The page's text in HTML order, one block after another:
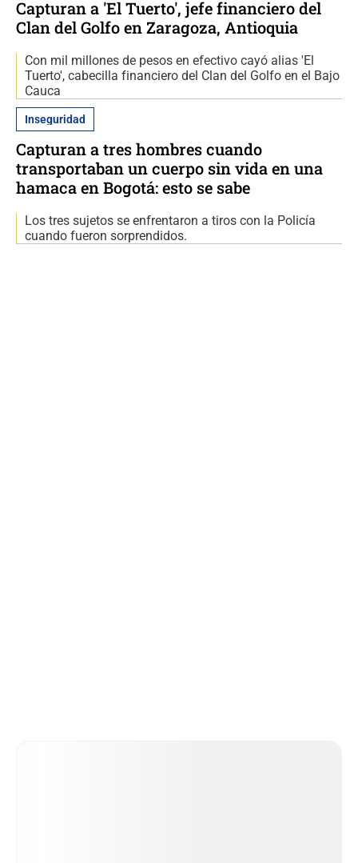
Capturan a 'El Tuerto', jefe financiero del
Clan del Golfo en Zaragoza, Antioquia
Con mil millones de pesos en efectivo cayó alias 'El
Tuerto', cabecilla financiero del Clan del Golfo en el Bajo
Cauca
Inseguridad
Capturan a tres hombres cuando
transportaban un cuerpo sin vida en una
hamaca en Bogotá: esto se sabe
Los tres sujetos se enfrentaron a tiros con la Policía
cuando fueron sorprendidos.